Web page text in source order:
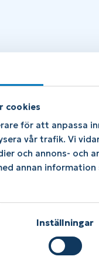
cookies
för att anpassa
vår trafik. Vi
och annons- och
annan
Inställningar